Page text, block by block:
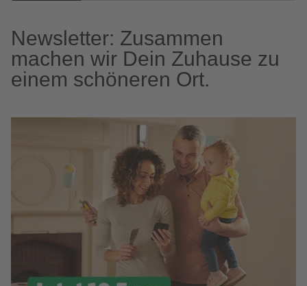
Newsletter: Zusammen
machen wir Dein Zuhause zu
einem schöneren Ort.